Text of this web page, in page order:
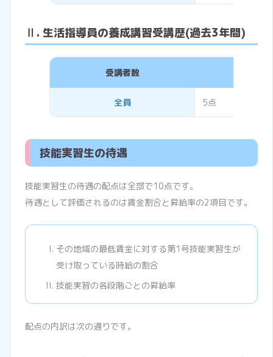
Ⅱ. 生活指導員の養成講習受講歴(過去3年間)
受講者数
全員 5点
技能実習生の待遇
技能実習生の待遇の配点は全部で10点です。
待遇として評価されるのは賃金割合と昇給率の2項目です。
その地域の最低賃金に対する第1号技能実習生が
受け取っている時給の割合
技能実習の各段階ごとの昇給率
配点の内訳は次の通りです。